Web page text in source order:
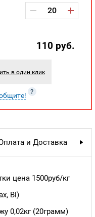
110 руб.
в один клик
?
и Доставка
цена 1500руб/кг
Bi)
0,02кг (20грамм)